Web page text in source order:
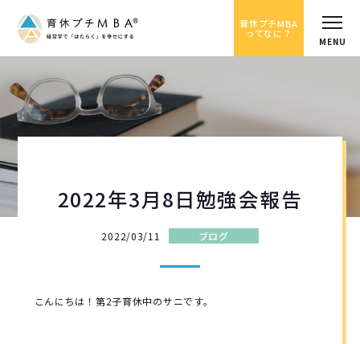
育休プチMBA
ってなに？
2022年3月8日勉強会報告
2022/03/11 ブログ
こんにちは！第2子育休中のサニです。